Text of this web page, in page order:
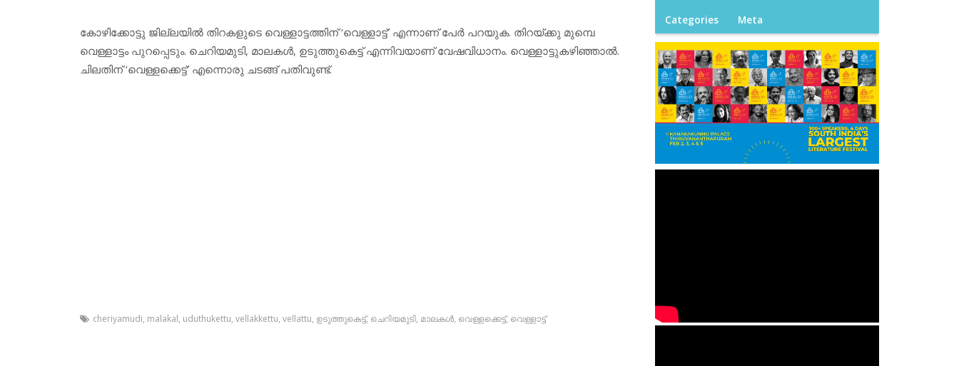
കോഴിക്കോട്ടു ജില്ലയില്‍ തിറകളുടെ വെള്ളാട്ടത്തിന് ‘വെള്ളാട്ട്’ എന്നാണ് പേര്‍ പറയുക. തിറയ്ക്കു മുമ്പെ
വെള്ളാട്ടം പുറപ്പെടും. ചെറിയമുടി, മാലകള്‍, ഉടുത്തുകെട്ട് എന്നിവയാണ് വേഷവിധാനം. വെള്ളാട്ടുകഴിഞ്ഞാല്‍.
ചിലതിന് ‘വെള്ളക്കെട്ട്’ എന്നൊരു ചടങ്ങ് പതിവുണ്ട്.
cheriyamudi, malakal, uduthukettu, vellakkettu, vellattu, ഉടുത്തുകെട്ട്, ചെറിയമുടി, മാലകള്‍, വെള്ളക്കെട്ട്, വെള്ളാട്ട്
Categories Meta